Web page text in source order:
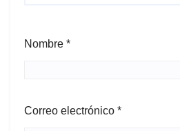
Nombre *
Correo electrónico *